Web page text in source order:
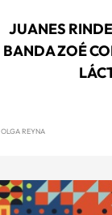
JUANES
BANDA ZOÉ
OLGA REYNA